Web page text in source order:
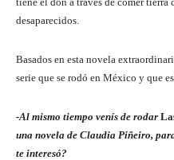
desaparecidos.
Basados en esta novela
serie que se rodó en México y que
-Al mismo tiempo venís de rodar
una novela de Claudia Piñeiro,
te interesó?